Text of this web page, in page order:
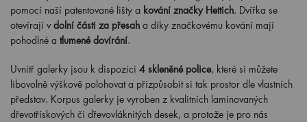
pomocí naší patentované lišty a kování značky Hettich. Dvířka se
otevírají v dolní části za přesah a díky značkovému kování mají
pohodlné a tlumené dovírání.
Uvnitř galerky jsou k dispozici 4 skleněné police, které si můžete
libovolně výškově polohovat a přizpůsobit si tak prostor dle vlastních
představ. Korpus galerky je vyroben z kvalitních laminovaných
dřevotřískových či dřevovláknitých desek, a protože je pro nás